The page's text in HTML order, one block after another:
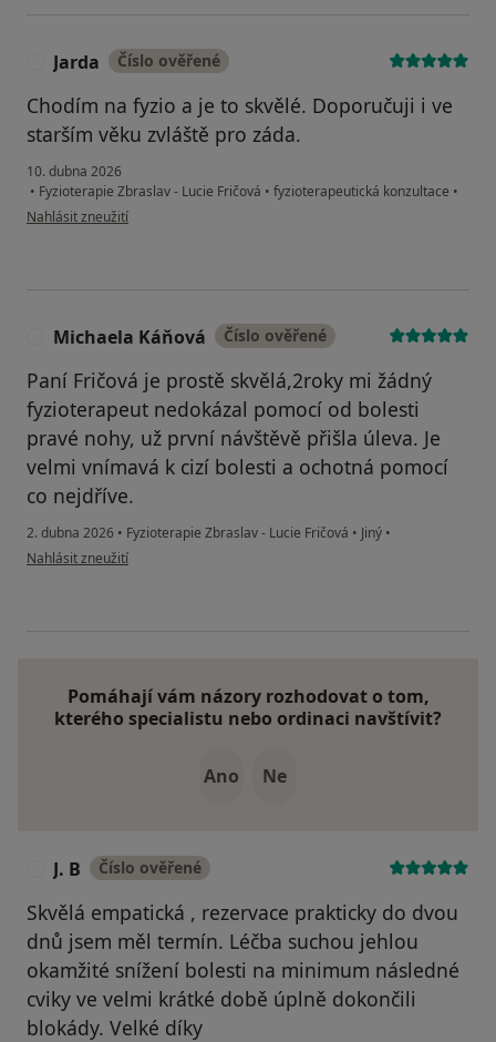
Jarda Číslo ověřené
Chodím na fyzio a je to skvělé. Doporučuji i ve
starším věku zvláště pro záda.
10. dubna 2026
• Fyzioterapie Zbraslav - Lucie Fričová • fyzioterapeutická konzultace •
podle názoru uživatele Jarda
Nahlásit zneužití
Michaela Káňová Číslo ověřené
Paní Fričová je prostě skvělá,2roky mi žádný
fyzioterapeut nedokázal pomocí od bolesti
pravé nohy, už první návštěvě přišla úleva. Je
velmi vnímavá k cizí bolesti a ochotná pomocí
co nejdříve.
2. dubna 2026 • Fyzioterapie Zbraslav - Lucie Fričová • Jiný •
podle názoru uživatele Michaela Káňová
Nahlásit zneužití
Pomáhají vám názory rozhodovat o tom,
kterého specialistu nebo ordinaci navštívit?
Ano Ne
J. B Číslo ověřené
Skvělá empatická , rezervace prakticky do dvou
dnů jsem měl termín. Léčba suchou jehlou
okamžité snížení bolesti na minimum následné
cviky ve velmi krátké době úplně dokončili
blokády. Velké díky